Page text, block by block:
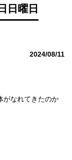
日曜日
2024/08/11
がなれてきたのか